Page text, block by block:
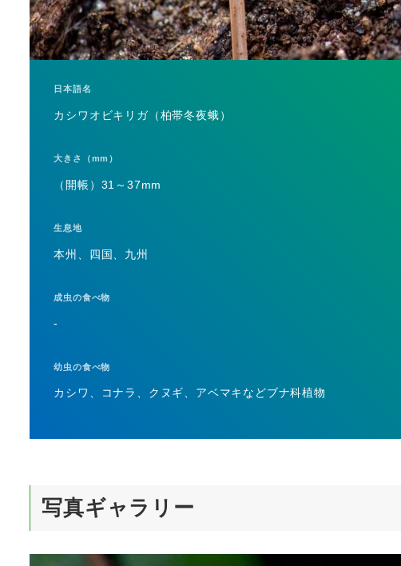
日本語名
カシワオビキリガ（柏帯冬夜蛾）
大きさ（mm）
（開帳）31～37mm
生息地
本州、四国、九州
成虫の食べ物
-
幼虫の食べ物
カシワ、コナラ、クヌギ、アベマキなどブナ科植物
写真ギャラリー